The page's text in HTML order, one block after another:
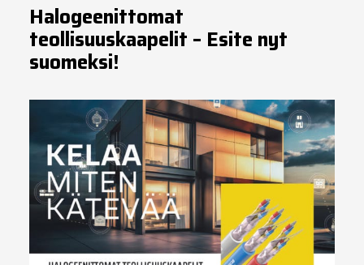
Halogeenittomat
teollisuuskaapelit – Esite nyt
suomeksi!